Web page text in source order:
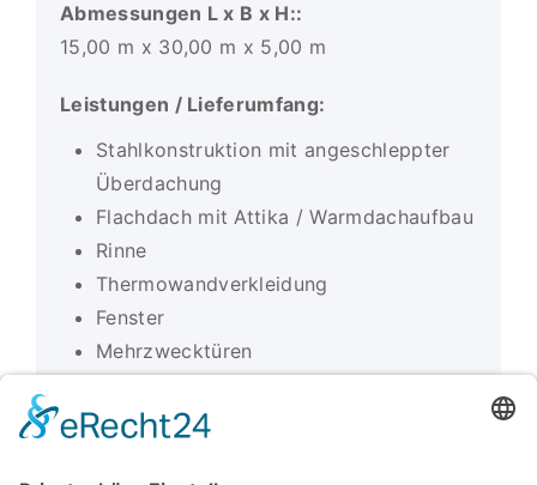
Abmessungen L x B x H::
15,00 m x 30,00 m x 5,00 m
Leistungen / Lieferumfang:
Stahlkonstruktion mit angeschleppter
Überdachung
Flachdach mit Attika / Warmdachaufbau
Rinne
Thermowandverkleidung
Fenster
Mehrzwecktüren